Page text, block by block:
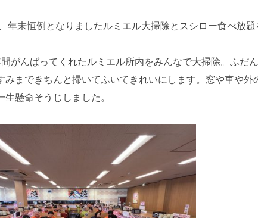
年末恒例となりましたルミエル大掃除とスシロー食べ放題
間がんばってくれたルミエル所内をみんなで大掃除。ふだ
みまできちんと掃いてふいてきれいにします。窓や車や外
生懸命そうじしました。